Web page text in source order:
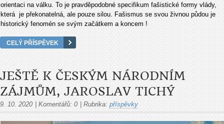
orientaci na válku. To je pravděpodobné specifikum fašistické formy vlády,
která je překonatelná, ale pouze silou. Fašismus se svou živnou půdou je
historický fenomén se svým začátkem a koncem !
CELÝ PŘÍSPĚVEK
JEŠTĚ K ČESKÝM NÁRODNÍM
ZÁJMŮM, JAROSLAV TICHÝ
9. 10. 2020 | Komentářů: 0 | Rubrika: příspěvky